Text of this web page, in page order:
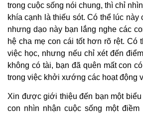
trong cuộc sống nói chung, thì chỉ
khía cạnh là thiếu sót. Có thể lúc này
nhưng dạo này bạn lắng nghe các
hệ cha mẹ con cái tốt hơn rõ rệt. Có
việc học, nhưng nếu chỉ xét đến
không có tài, bạn đã quên mất con
trong việc khởi xướng các hoạt động
Xin được giới thiệu đến bạn một
con nhìn nhận cuộc sống một